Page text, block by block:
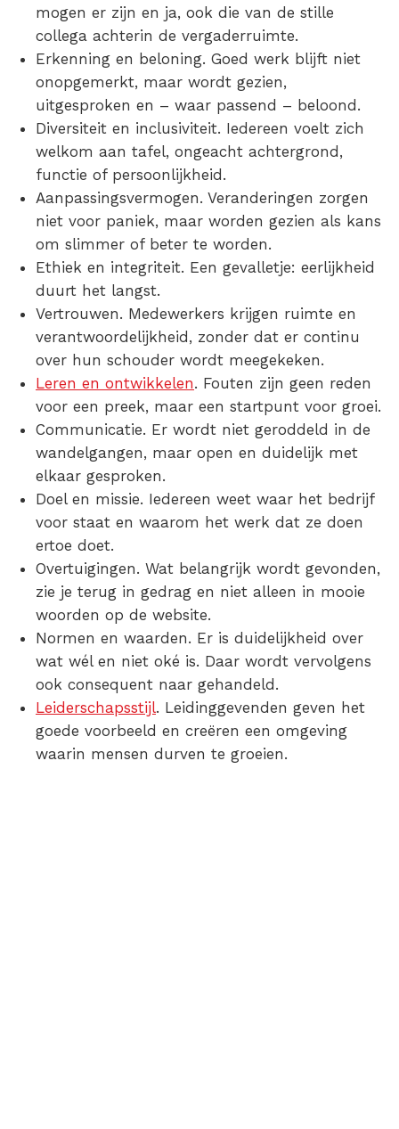
mogen er zijn en ja, ook die van de stille
collega achterin de vergaderruimte.
Erkenning en beloning. Goed werk blijft niet
onopgemerkt, maar wordt gezien,
uitgesproken en – waar passend – beloond.
Diversiteit en inclusiviteit. Iedereen voelt zich
welkom aan tafel, ongeacht achtergrond,
functie of persoonlijkheid.
Aanpassingsvermogen. Veranderingen zorgen
niet voor paniek, maar worden gezien als kans
om slimmer of beter te worden.
Ethiek en integriteit. Een gevalletje: eerlijkheid
duurt het langst.
Vertrouwen. Medewerkers krijgen ruimte en
verantwoordelijkheid, zonder dat er continu
over hun schouder wordt meegekeken.
Leren en ontwikkelen. Fouten zijn geen reden
voor een preek, maar een startpunt voor groei.
Communicatie. Er wordt niet geroddeld in de
wandelgangen, maar open en duidelijk met
elkaar gesproken.
Doel en missie. Iedereen weet waar het bedrijf
voor staat en waarom het werk dat ze doen
ertoe doet.
Overtuigingen. Wat belangrijk wordt gevonden,
zie je terug in gedrag en niet alleen in mooie
woorden op de website.
Normen en waarden. Er is duidelijkheid over
wat wél en niet oké is. Daar wordt vervolgens
ook consequent naar gehandeld.
Leiderschapsstijl. Leidinggevenden geven het
goede voorbeeld en creëren een omgeving
waarin mensen durven te groeien.